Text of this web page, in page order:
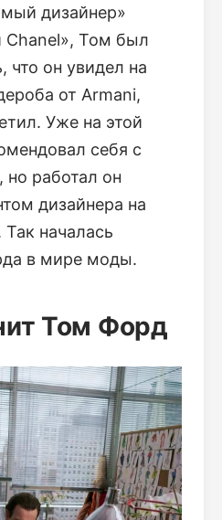
дизайнер»
Chanel», Том был
что он увидел на
от Armani,
Уже на этой
себя с
работал он
дизайнера на
началась
в мире моды.
Том Форд